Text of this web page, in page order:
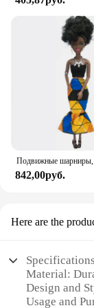
842,00руб.
Here are the
Material:
Design and
Usage and